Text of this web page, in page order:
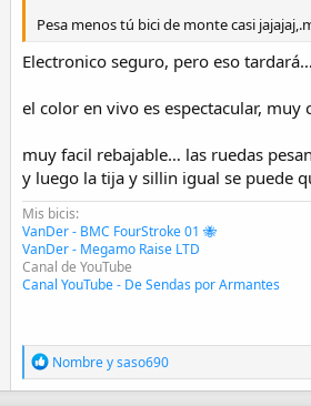
Pesa menos tú bici de monte casi
Electronico seguro, pero eso
el color en vivo es espectacular,
muy facil rebajable… las ruedas
y luego la tija y sillin igual se puede
Mis bicis:
VanDer - BMC FourStroke 01 🐝
VanDer - Megamo Raise LTD
Canal de YouTube
Canal YouTube - De Sendas por Armantes
R
e
a
Nombreysaso690